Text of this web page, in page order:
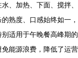
、加热、下面、搅拌、
熟度、口感始终如一，
适用于午晚餐高峰期的
能源浪费，降低了运营